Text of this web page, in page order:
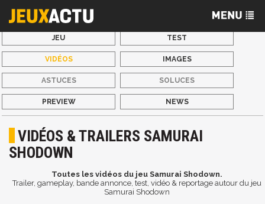
JEU TEST
VIDÉOS IMAGES
ASTUCES SOLUCES
PREVIEW NEWS
VIDÉOS & TRAILERS SAMURAI
SHODOWN
Toutes les vidéos du jeu Samurai Shodown.
Trailer, gameplay, bande annonce, test, vidéo & reportage autour du jeu
Samurai Shodown